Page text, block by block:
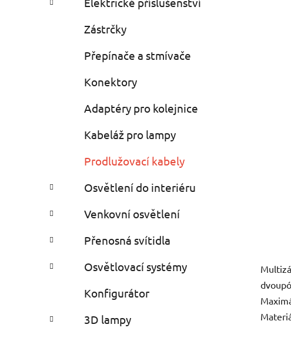
Zástrčky
Přepínače a stmívače
Konektory
Adaptéry pro kolejnice
Kabeláž pro lampy
Prodlužovací kabely
Osvětlení do interiéru
Venkovní osvětlení
Přenosná svítidla
Osvětlovací systémy
Konfigurátor
3D lampy